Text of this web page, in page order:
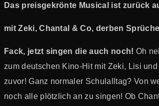
Das preisgekrönte Musical ist zurück
mit Zeki,Chantal & Co, derben
Fack, jetzt singen die auch noch! Oh
zum deutschen Kino-Hit mit Zeki, Lisi
zuvor! Ganz normaler Schulalltag? Von
noch alle plötzlich an zu singen! Ob